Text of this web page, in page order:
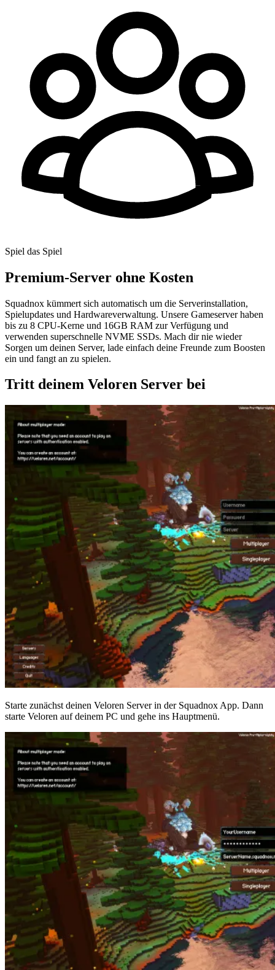
Spiel das Spiel
Premium-Server ohne Kosten
Squadnox kümmert sich automatisch um die Serverinstallation,
Spielupdates und Hardwareverwaltung. Unsere Gameserver haben
bis zu 8 CPU-Kerne und 16GB RAM zur Verfügung und
verwenden superschnelle NVME SSDs. Mach dir nie wieder
Sorgen um deinen Server, lade einfach deine Freunde zum Boosten
ein und fangt an zu spielen.
Tritt deinem Veloren Server bei
Starte zunächst deinen Veloren Server in der Squadnox App. Dann
starte Veloren auf deinem PC und gehe ins Hauptmenü.